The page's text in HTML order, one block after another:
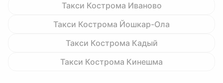
Такси Кострома Иваново
Такси Кострома Йошкар-Ола
Такси Кострома Кадый
Такси Кострома Кинешма